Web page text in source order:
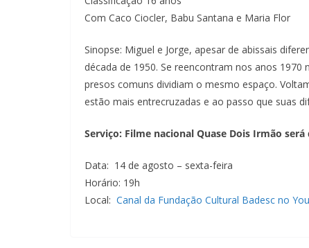
Com Caco Ciocler, Babu Santana e Maria Flor
Sinopse: Miguel e Jorge, apesar de abissais
década de 1950. Se reencontram nos anos
presos comuns dividiam o mesmo espaço.
estão mais entrecruzadas e ao passo que suas
Serviço: Filme nacional Quase Dois Irmão
Data: 14 de agosto – sexta-feira
Horário: 19h
Local: Canal da Fundação Cultural Badesc no